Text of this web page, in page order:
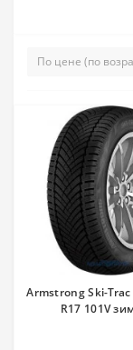
Armstrong Ski-
R17 101V